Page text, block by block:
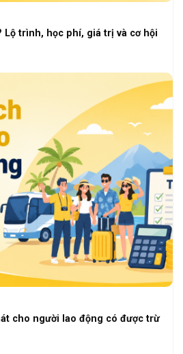
Lộ trình, học phí, giá trị và cơ hội
cho người lao động có được trừ